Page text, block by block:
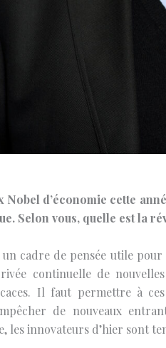
Nobel d’économie cette
Selon vous, quelle est la
un cadre de pensée utile
continuelle de
Il faut permettre à
de nouveaux
les innovateurs d’hier sont